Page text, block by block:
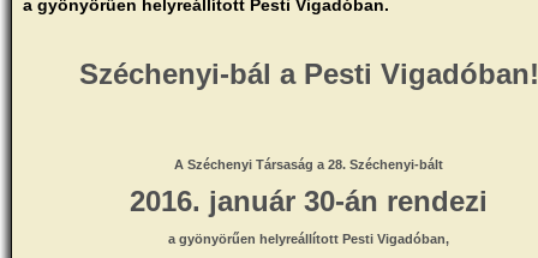
a gyönyörűen helyreállított Pesti Vigadóban.
Széchenyi-bál a Pesti Vigadóban!
A Széchenyi Társaság a 28. Széchenyi-bált
2016. január 30-án rendezi
a gyönyörűen helyreállított Pesti Vigadóban,